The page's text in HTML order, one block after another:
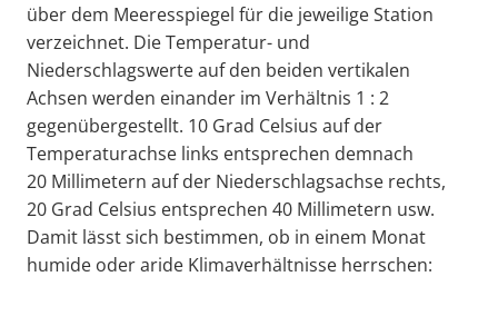
über dem Meeresspiegel für die jeweilige Station
verzeichnet. Die Temperatur- und
Niederschlagswerte auf den beiden vertikalen
Achsen werden einander im Verhältnis 1 : 2
gegenübergestellt. 10 Grad Celsius auf der
Temperaturachse links entsprechen demnach
20 Millimetern auf der Niederschlagsachse rechts,
20 Grad Celsius entsprechen 40 Millimetern usw.
Damit lässt sich bestimmen, ob in einem Monat
humide oder aride Klimaverhältnisse herrschen: